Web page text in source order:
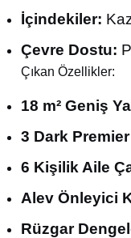
İçindekiler:
Çevre Dostu:
Çıkan Özellikler:
18 m² Geniş
3 Dark
6 Kişilik Aile
Alev Önleyici
Rüzgar